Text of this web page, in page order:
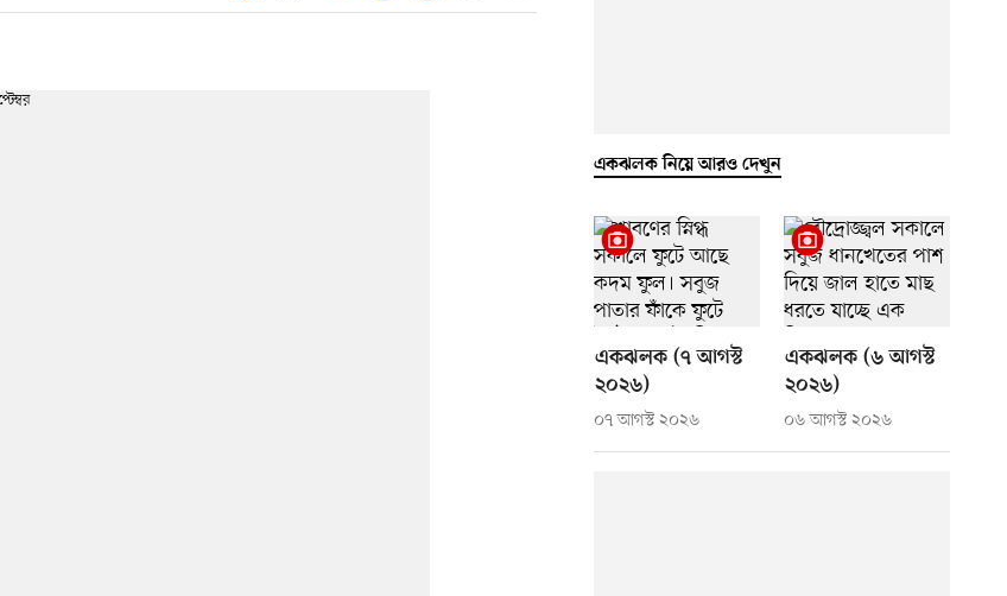
একঝলক নিয়ে আরও দেখুন
একঝলক (৭ আগস্ট
২০২৬)
০৭ আগস্ট ২০২৬
একঝলক (৬ আগস্ট
২০২৬)
০৬ আগস্ট ২০২৬